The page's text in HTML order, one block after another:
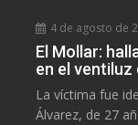
4 de agosto de
El Mollar:
en el ventiluz
La víctima fue
Álvarez, de 27